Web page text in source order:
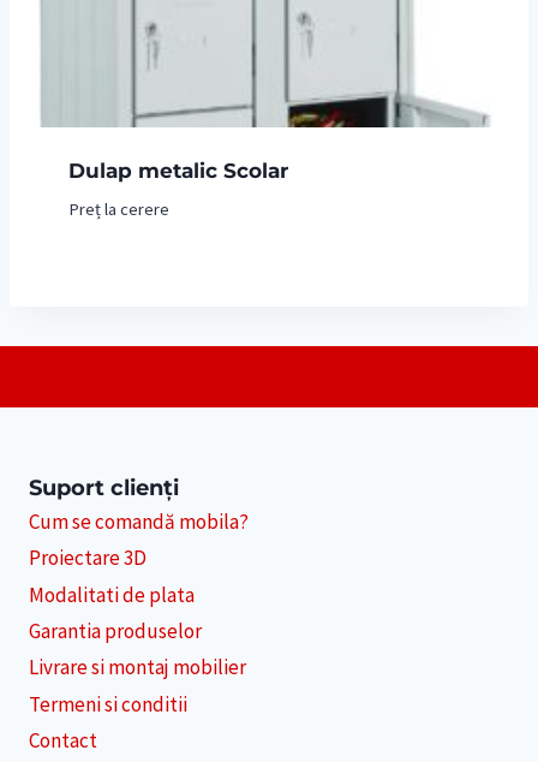
Dulap metalic Scolar
Preț la cerere
Suport clienți
Cum se comandă mobila?
Proiectare 3D
Modalitati de plata
Garantia produselor
Livrare si montaj mobilier
Termeni si conditii
Contact